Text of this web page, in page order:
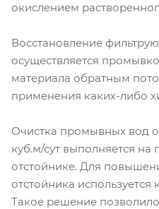
окислением
Восстановление
осуществляется
материала обратным
применения каких-либо
Очистка промывных вод
куб.м/сут выполняется на
отстойнике. Для
отстойника
Такое решение